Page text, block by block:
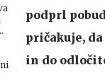
podprl
pričakuje,
in do